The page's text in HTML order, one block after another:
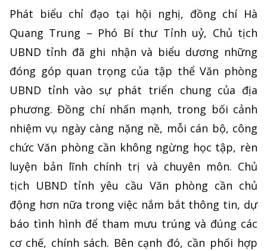
​Phát biểu chỉ đạo tại hội nghị, đồng chí Hà
Quang Trung – Phó Bí thư Tỉnh uỷ, Chủ tịch
UBND tỉnh đã ghi nhận và biểu dương những
đóng góp quan trọng của tập thể Văn phòng
UBND tỉnh vào sự phát triển chung của địa
phương. Đồng chí nhấn mạnh, trong bối cảnh
nhiệm vụ ngày càng nặng nề, mỗi cán bộ, công
chức Văn phòng cần không ngừng học tập, rèn
luyện bản lĩnh chính trị và chuyên môn. Chủ
tịch UBND tỉnh yêu cầu Văn phòng cần chủ
động hơn nữa trong việc nắm bắt thông tin, dự
báo tình hình để tham mưu trúng và đúng các
cơ chế, chính sách. Bên cạnh đó, cần phối hợp